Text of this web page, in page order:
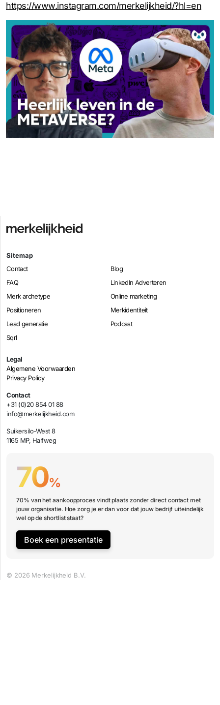
https://www.instagram.com/merkelijkheid/?hl=en
Sitemap
Contact
Blog
FAQ
LinkedIn Adverteren
Merk archetype
Online marketing
Positioneren
Merkidentiteit
Lead generatie
Podcast
Sqrl
Legal
Algemene Voorwaarden
Privacy Policy
Contact
+31 (0)20 854 01 88
info@merkelijkheid.com
Suikersilo-West 8
1165 MP, Halfweg
70%
70% van het aankoopproces vindt plaats zonder direct contact met
jouw organisatie. Hoe zorg je er dan voor dat jouw bedrijf uiteindelijk
wel op de shortlist staat?
Boek een presentatie
© 2026 Merkelijkheid B.V.